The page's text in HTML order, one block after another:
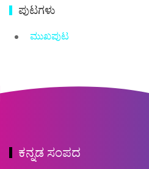
ಪುಟಗಳು
ಮುಖಪುಟ
ಕನ್ನಡ ಸಂಪದ